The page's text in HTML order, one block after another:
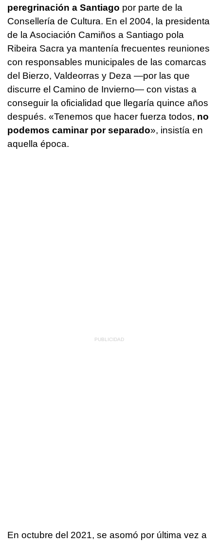
peregrinación a Santiago por parte de la
Consellería de Cultura. En el 2004, la presidenta
de la Asociación Camiños a Santiago pola
Ribeira Sacra ya mantenía frecuentes reuniones
con responsables municipales de las comarcas
del Bierzo, Valdeorras y Deza —por las que
discurre el Camino de Invierno— con vistas a
conseguir la oficialidad que llegaría quince años
después. «Tenemos que hacer fuerza todos, no
podemos caminar por separado», insistía en
aquella época.
En octubre del 2021, se asomó por última vez a